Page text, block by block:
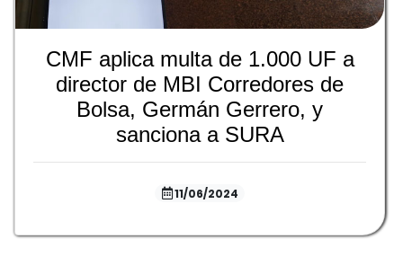
CMF aplica multa de 1.000 UF a
director de MBI Corredores de
Bolsa, Germán Gerrero, y
sanciona a SURA
11/06/2024